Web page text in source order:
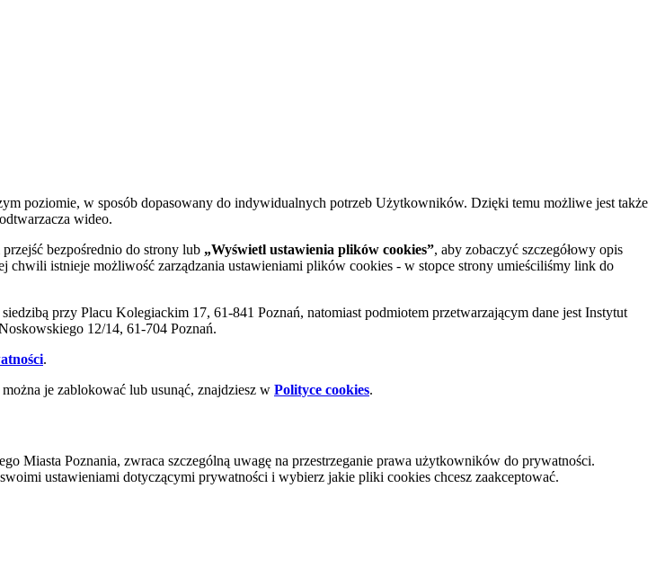
poziomie, w sposób dopasowany do indywidualnych potrzeb Użytkowników. Dzięki temu możliwe jest także
wideo.
bezpośrednio do strony lub „Wyświetl ustawienia plików cookies”, aby zobaczyć szczegółowy opis
chwili istnieje możliwość zarządzania ustawieniami plików cookies - w stopce strony umieściliśmy link do
przy Placu Kolegiackim 17, 61-841 Poznań, natomiast podmiotem przetwarzającym dane jest Instytut
12/14, 61-704 Poznań.
.
je zablokować lub usunąć, znajdziesz w Polityce cookies.
Miasta Poznania, zwraca szczególną uwagę na przestrzeganie prawa użytkowników do prywatności.
ustawieniami dotyczącymi prywatności i wybierz jakie pliki cookies chcesz zaakceptować.